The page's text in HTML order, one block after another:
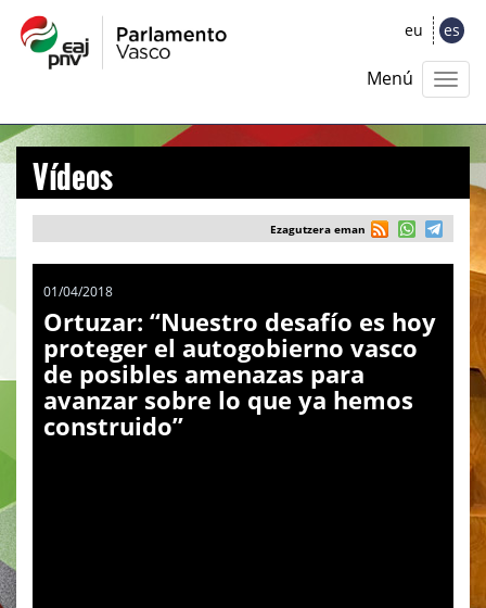
eu es
Menú
Vídeos
Ezagutzera eman
01/04/2018
Ortuzar: “Nuestro desafío es hoy
proteger el autogobierno vasco
de posibles amenazas para
avanzar sobre lo que ya hemos
construido”